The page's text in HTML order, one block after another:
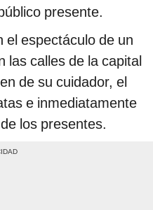
presente.
el espectáculo de un
las calles de la capital
de su cuidador, el
e inmediatamente
los presentes.